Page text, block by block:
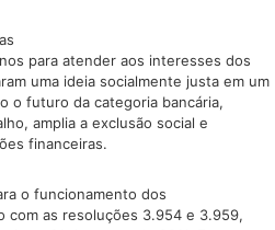
para atender aos interesses dos
uma ideia socialmente justa em um
o futuro da categoria bancária,
amplia a exclusão social e
financeiras.
o funcionamento dos
com as resoluções 3.954 e 3.959,